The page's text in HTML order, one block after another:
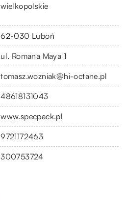
wielkopolskie
62-030 Luboń
ul. Romana Maya 1
tomasz.wozniak@hi-octane.pl
48618131043
www.specpack.pl
9721172463
300753724